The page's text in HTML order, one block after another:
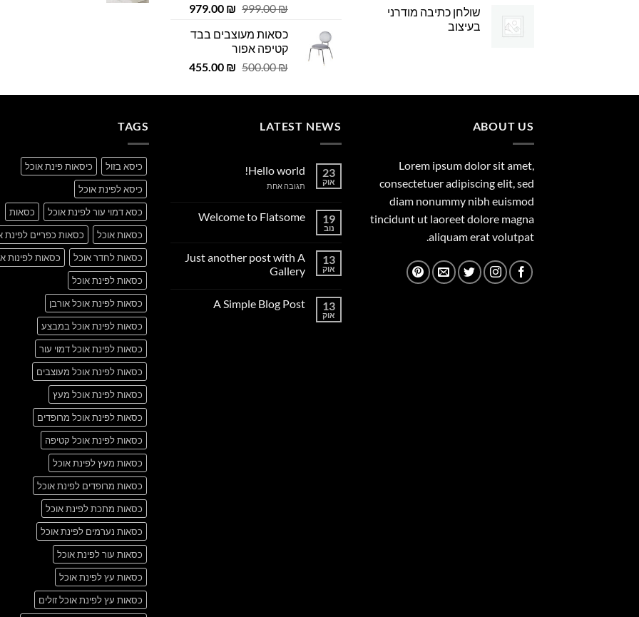
שולחן כתיבה מודרני
בעיצוב
999.00₪
המחיר
היה:
999.00 ₪.
979.00 ₪
המחיר
כסאות מעוצבים בבד
קטיפה אפור
500.00₪
המחיר
היה:
455.00 ₪
המחיר
הוא:
ABOUT US
Lorem ipsum dolor sit amet,
consectetuer adipiscing elit, sed
diam nonummy nibh euismod
tincidunt ut laoreet dolore magna
aliquam erat volutpat.
LATEST NEWS
23
אוק
Hello world!
תגובה אחתעל
19
נוב
Welcome to Flatsome
Welcome
to
Flatsome
13
אוק
Just another post with A
Gallery
על
13
אוק
A Simple Blog Post
TAGS
כיסא בזול
כיסאות פינת אוכל
כיסא לפינת אוכל
כסא דמוי עור לפינת אוכל
כסאות
כסאות אוכל
כסאות כפריים לפינת
כסאות לחדר אוכל
כסאות לפינות
כסאות לפינת אוכל
כסאות לפינת אוכל אורבן
כסאות לפינת אוכל במבצע
כסאות לפינת אוכל דמוי עור
כסאות לפינת אוכל מעוצבים
כסאות לפינת אוכל מעץ
כסאות לפינת אוכל מרופדים
כסאות לפינת אוכל קטיפה
כסאות מעץ לפינת אוכל
כסאות מרופדים לפינת אוכל
כסאות מתכת לפינת אוכל
כסאות נערמים לפינת אוכל
כסאות עור לפינת אוכל
כסאות עץ לפינת אוכל
כסאות עץ לפינת אוכל זולים